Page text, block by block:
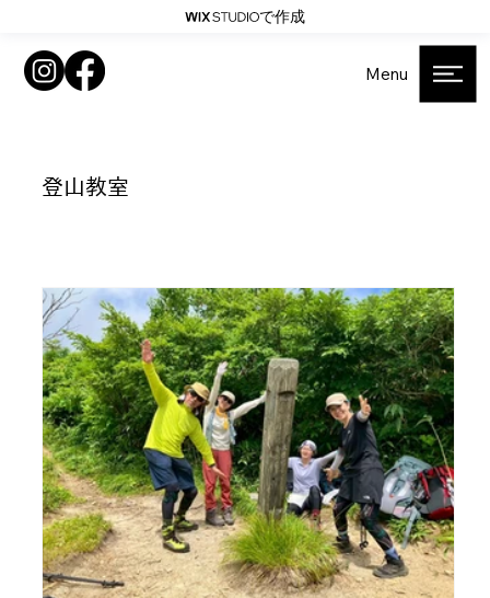
で作成
Menu
登山教室